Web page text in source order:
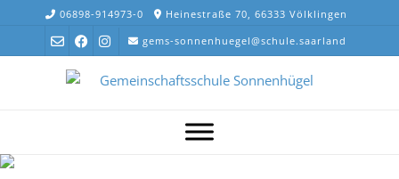
content
06898-914973-0
Heinestraße 70, 66333 Völklingen
gems-sonnenhuegel@schule.saarland